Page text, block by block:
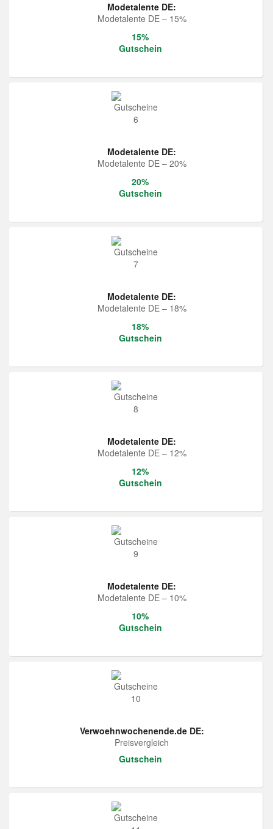
Modetalente DE:
Modetalente DE – 15%
15%
Gutschein
Modetalente DE:
Modetalente DE – 20%
20%
Gutschein
Modetalente DE:
Modetalente DE – 18%
18%
Gutschein
Modetalente DE:
Modetalente DE – 12%
12%
Gutschein
Modetalente DE:
Modetalente DE – 10%
10%
Gutschein
Verwoehnwochenende.de DE:
Preisvergleich
Gutschein